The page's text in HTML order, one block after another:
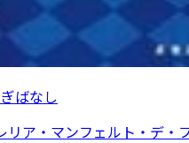
ばなし
リア・マンフェルト・デ・